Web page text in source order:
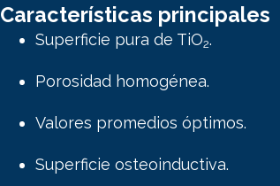
Características principales
Superficie pura de TiO2.
Porosidad homogénea.
Valores promedios óptimos.
Superficie osteoinductiva.